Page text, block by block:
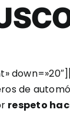
de
respeto